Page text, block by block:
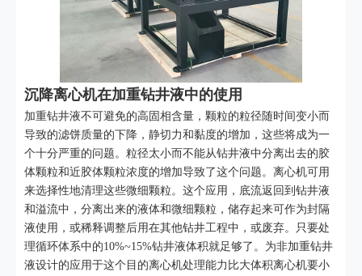
沉降离心机在加重钻井液中的使用
加重钻井液不可避免的高固相含量，颗粒的粒径随时间变小而
导致的滤饼质量的下降，静切力和黏度的增加，这些将成为一
个十分严重的问题。粒径太小而不能从钻井液中分离出去的胶
体颗粒和近胶体颗粒浓度的增加导致了这个问题。离心机可用
来选择性地清理这些微细颗粒。这个应用，底流返回到钻井液
和溢流中，分离出来的液体和微细颗粒，储存起来可作为封隔
液使用，或稀释调整后用在其他钻井工程中，或废弃。只要处
理循环体系中的10%~15%钻井液体积就足够了。为非加重钻井
液设计的应用于这个目的离心机处理能力比大体积离心机要小